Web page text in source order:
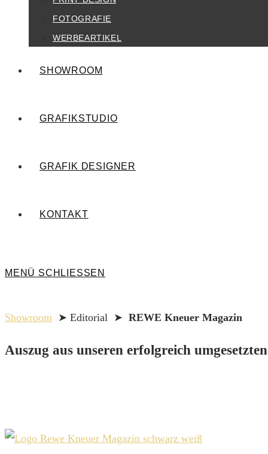
FOTOGRAFIE
WERBEARTIKEL
SHOWROOM
GRAFIKSTUDIO
GRAFIK DESIGNER
KONTAKT
MENÜ SCHLIESSEN
Showroom ➤ Editorial ➤ REWE Kneuer Magazin
Auszug aus unseren erfolgreich